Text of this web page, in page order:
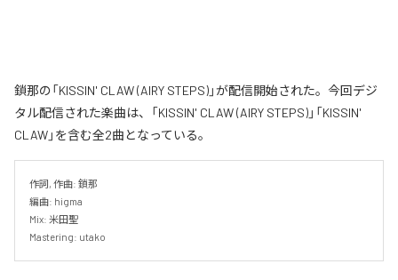
鎖那の「KISSIN' CLAW (AIRY STEPS)」が配信開始された。今回デジ
タル配信された楽曲は、「KISSIN' CLAW (AIRY STEPS)」「KISSIN'
CLAW」を含む全2曲となっている。
作詞, 作曲: 鎖那
編曲: higma
Mix: 米田聖
Mastering: utako